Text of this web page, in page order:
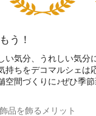
う！
い気分、うれしい気分
ちをデコマルシェは
空間づくりに♪ぜひ季
品を飾るメリット